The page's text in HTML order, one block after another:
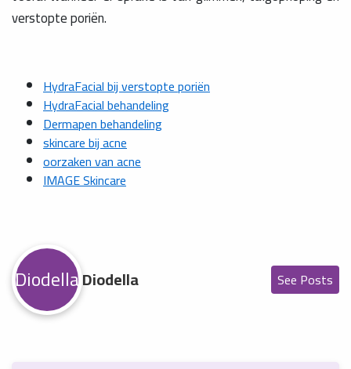
verstopte poriën.
HydraFacial bij verstopte poriën
HydraFacial behandeling
Dermapen behandeling
skincare bij acne
oorzaken van acne
IMAGE Skincare
DiodellaDiodella See Posts